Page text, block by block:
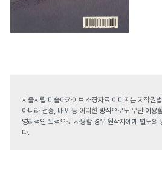
서울시립 미술아카이브 소장자료 이미지는 저작권
아니라 전송, 배포 등 어떠한 방식으로도 무단 이용
영리적인 목적으로 사용할 경우 원작자에게 별도의
다.